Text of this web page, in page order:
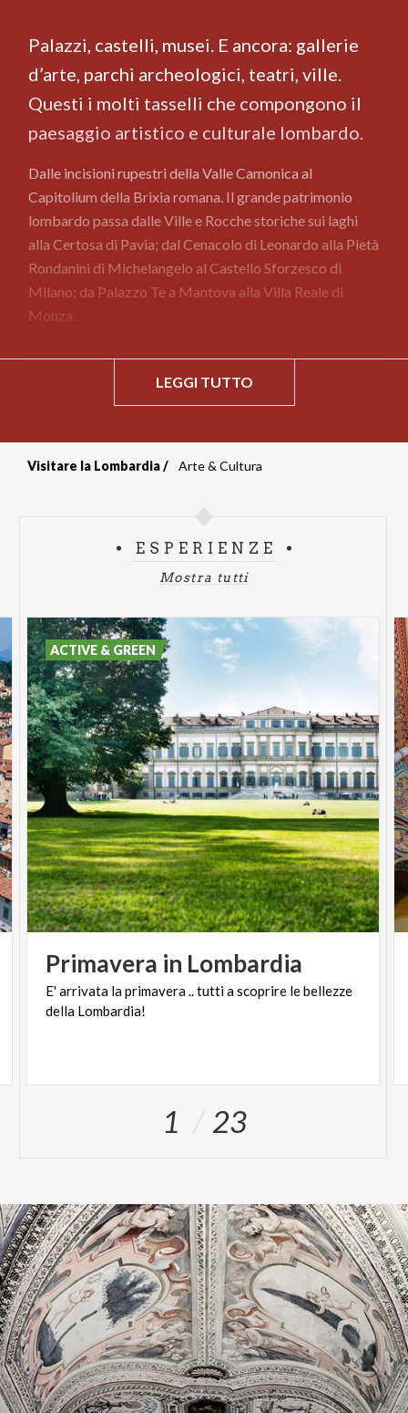
Palazzi, castelli, musei. E ancora: gallerie
d’arte, parchi archeologici, teatri, ville.
Questi i molti tasselli che compongono il
paesaggio artistico e culturale lombardo.
Dalle incisioni rupestri della Valle Camonica al
Capitolium della Brixia romana. Il grande patrimonio
lombardo passa dalle Ville e Rocche storiche sui laghi
alla Certosa di Pavia; dal Cenacolo di Leonardo alla Pietà
Rondanini di Michelangelo al Castello Sforzesco di
Milano; da Palazzo Te a Mantova alla Villa Reale di
Monza.
LEGGI TUTTO
Visitare la Lombardia Arte & Cultura
ESPERIENZE
Mostra tutti
Primavera in Lombardia
E'arrivata laprimavera..tuttiascoprire lebellezze
della Lombardia!
ACTIVE & GREEN
1 23